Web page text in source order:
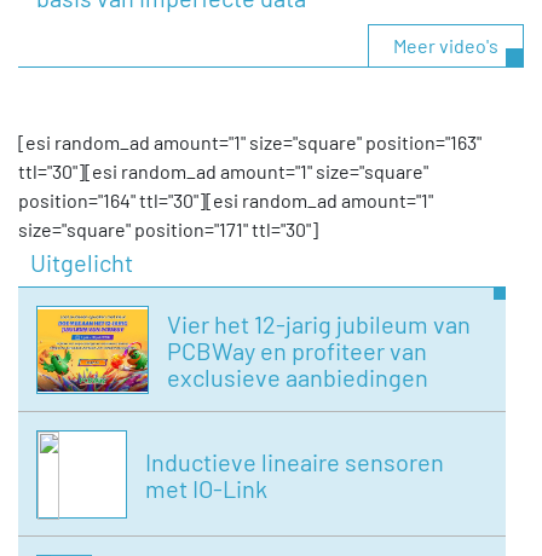
Meer video's
[esi random_ad amount="1" size="square" position="163"
ttl="30"][esi random_ad amount="1" size="square"
position="164" ttl="30"][esi random_ad amount="1"
size="square" position="171" ttl="30"]
Uitgelicht
Vier het 12-jarig jubileum van
PCBWay en profiteer van
exclusieve aanbiedingen
Inductieve lineaire sensoren
met IO-Link